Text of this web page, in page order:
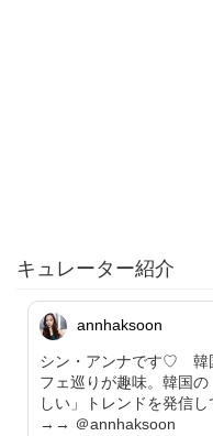
キュレーター紹介
annhaksoon
シン・アンナです♡
フェ巡りが趣味。韓国
しい」トレンドを発信
→→ ＠annhaksoon